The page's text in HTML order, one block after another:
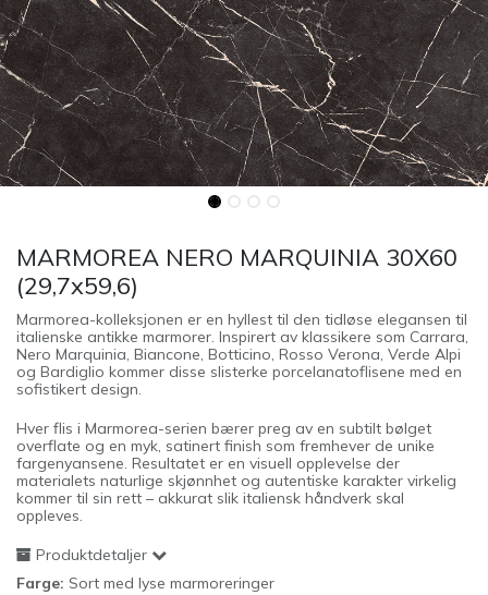
MARMOREA NERO MARQUINIA 30X60
(29,7x59,6)
Marmorea-kolleksjonen er en hyllest til den tidløse elegansen til
italienske antikke marmorer. Inspirert av klassikere som Carrara,
Nero Marquinia, Biancone, Botticino, Rosso Verona, Verde Alpi
og Bardiglio kommer disse slisterke porcelanatoflisene med en
sofistikert design.
Hver flis i Marmorea-serien bærer preg av en subtilt bølget
overflate og en myk, satinert finish som fremhever de unike
fargenyansene. Resultatet er en visuell opplevelse der
materialets naturlige skjønnhet og autentiske karakter virkelig
kommer til sin rett – akkurat slik italiensk håndverk skal
oppleves.
Produktdetaljer
Farge: Sort med lyse marmoreringer